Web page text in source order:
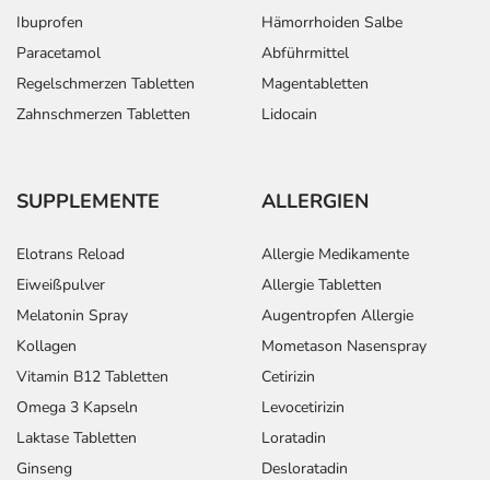
Ibuprofen
Paracetamol
Regelschmerzen Tabletten
Zahnschmerzen Tabletten
Hämorrhoiden Salbe
Abführmittel
Magentabletten
Lidocain
SUPPLEMENTE
Elotrans Reload
Eiweißpulver
Melatonin Spray
Kollagen
Vitamin B12 Tabletten
Omega 3 Kapseln
Laktase Tabletten
Ginseng
ALLERGIEN
Allergie Medikamente
Allergie Tabletten
Augentropfen Allergie
Mometason Nasenspray
Cetirizin
Levocetirizin
Loratadin
Desloratadin